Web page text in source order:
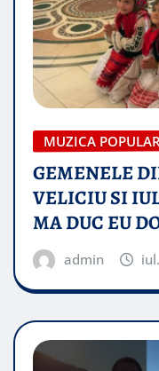
MUZICA
GEMENELE
VELICIU SI
MA DUC EU
admin